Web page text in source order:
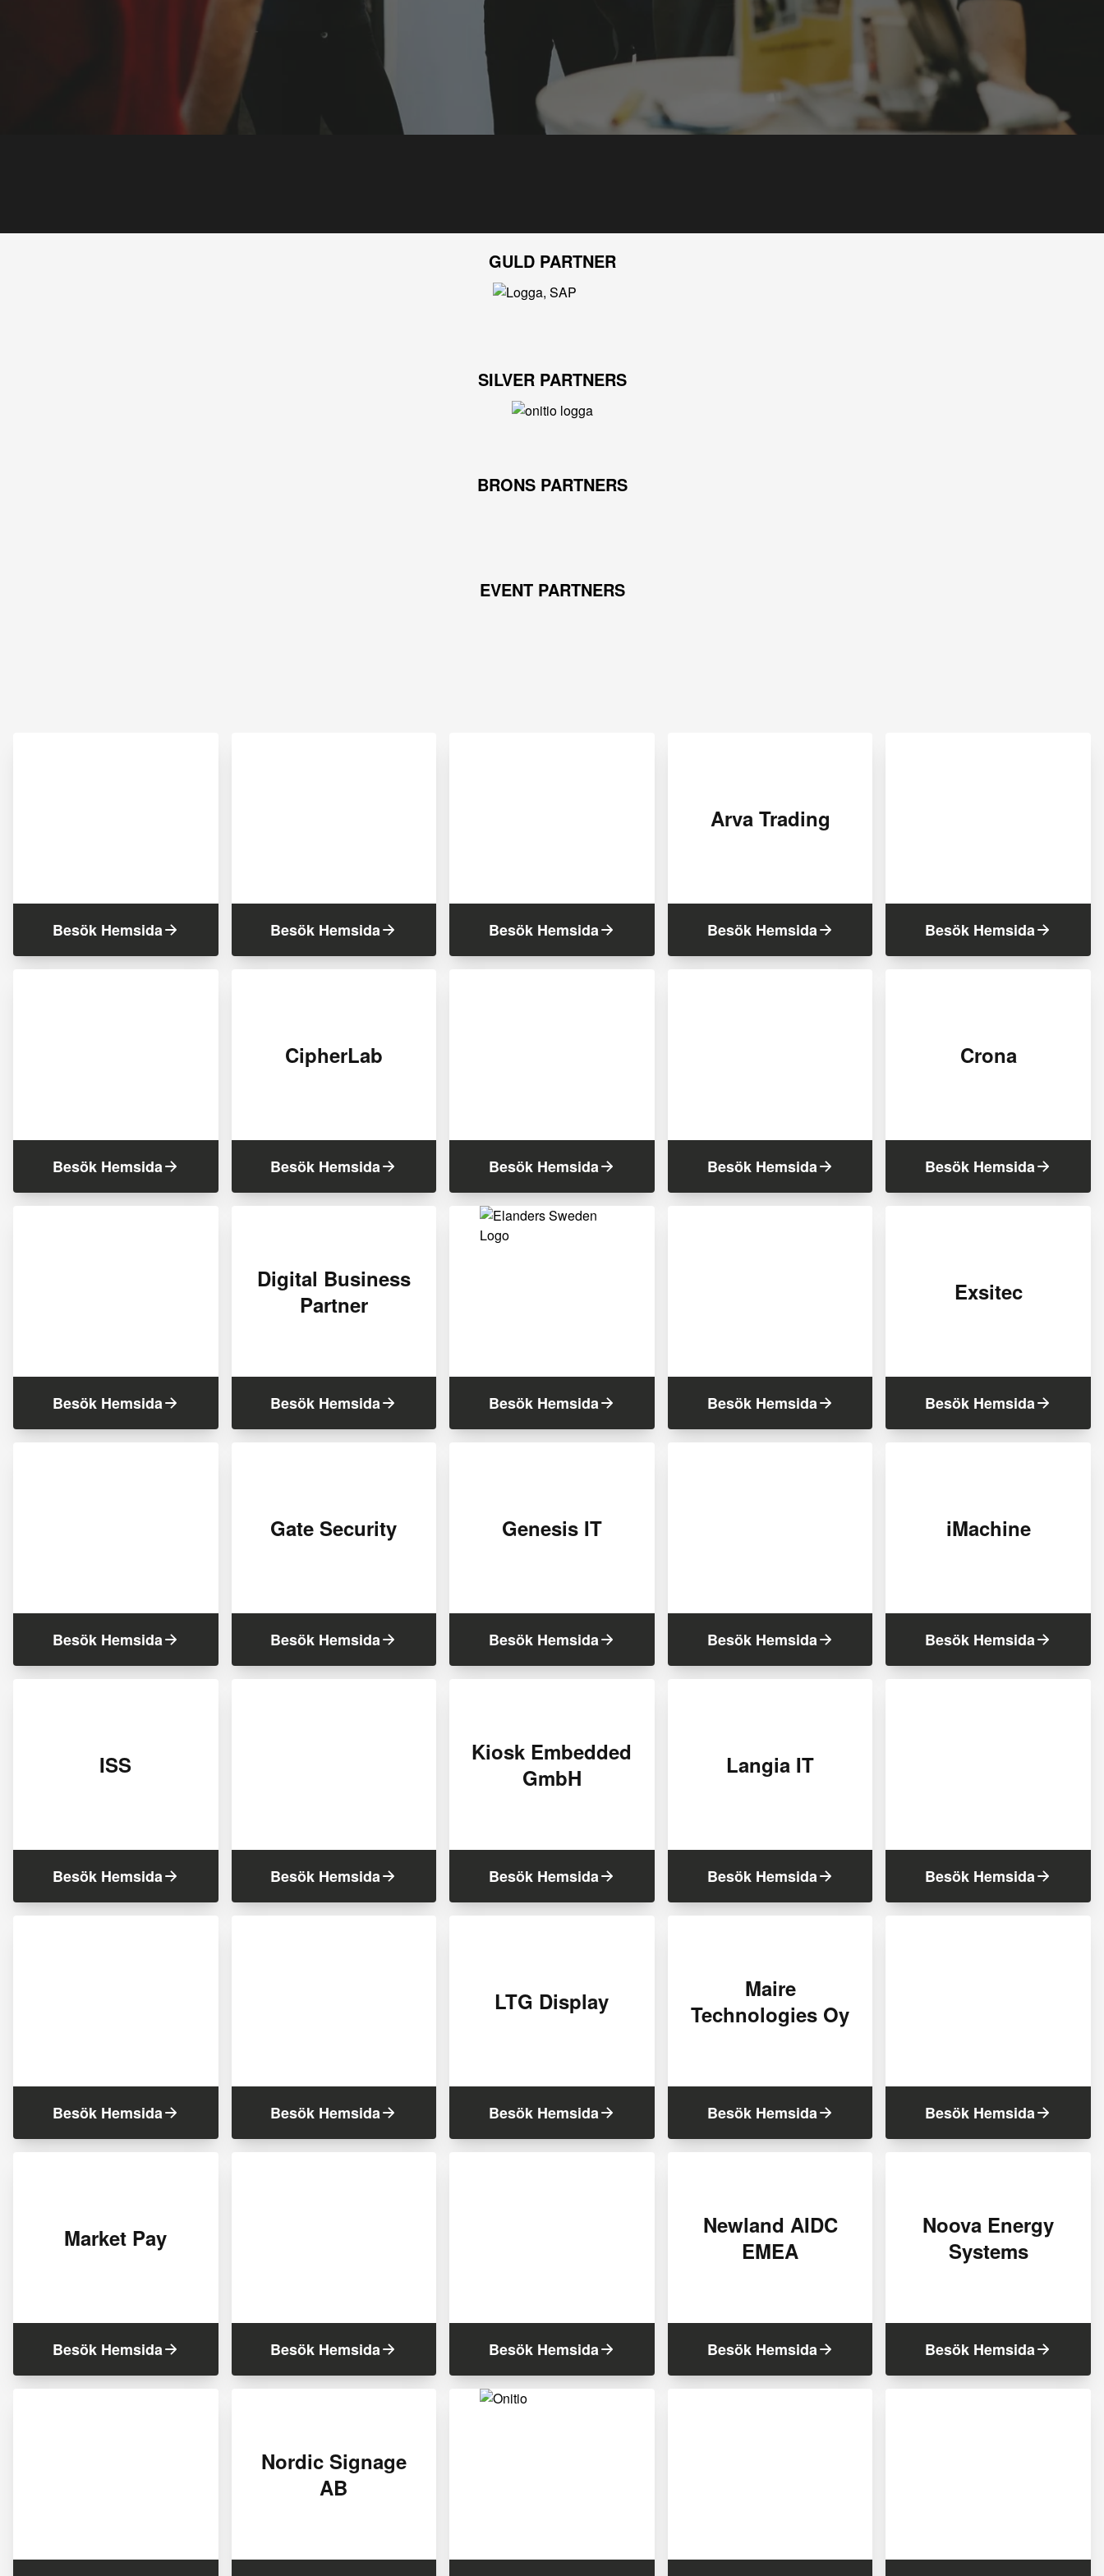
GULD PARTNER
SILVER PARTNERS
BRONS PARTNERS
EVENT PARTNERS
Besök Hemsida Besök Hemsida Besök Hemsida
Arva Trading
Besök Hemsida Besök Hemsida
Besök Hemsida
CipherLab
Besök Hemsida Besök Hemsida Besök Hemsida
Crona
Besök Hemsida
Besök Hemsida
Digital Business
Partner
Besök Hemsida Besök Hemsida Besök Hemsida
Exsitec
Besök Hemsida
Besök Hemsida
Gate Security
Besök Hemsida
Genesis IT
Besök Hemsida Besök Hemsida
iMachine
Besök Hemsida
ISS
Besök Hemsida Besök Hemsida
Kiosk Embedded
GmbH
Besök Hemsida
Langia IT
Besök Hemsida Besök Hemsida
Besök Hemsida Besök Hemsida
LTG Display
Besök Hemsida
Maire
Technologies Oy
Besök Hemsida Besök Hemsida
Market Pay
Besök Hemsida Besök Hemsida Besök Hemsida
Newland AIDC
EMEA
Besök Hemsida
Noova Energy
Systems
Besök Hemsida
Nordic Signage
AB